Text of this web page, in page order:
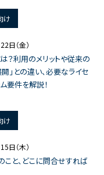
け
日（金）
？利用のメリットや従来の
開」との違い、必要なライセ
要件を解説！
け
日（木）
と、どこに問合せすれば